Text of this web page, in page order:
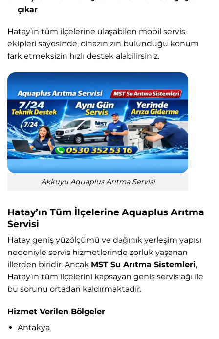
çıkar
Hatay’ın tüm ilçelerine ulaşabilen mobil servis
ekipleri sayesinde, cihazınızın bulunduğu konum
fark etmeksizin hızlı destek alabilirsiniz.
Akkuyu Aquaplus Arıtma Servisi
Hatay’ın Tüm İlçelerine Aquaplus Arıtma
Servisi
Hatay geniş yüzölçümü ve dağınık yerleşim yapısı
nedeniyle servis hizmetlerinde zorluk yaşanan
illerden biridir. Ancak MST Su Arıtma Sistemleri,
Hatay’ın tüm ilçelerini kapsayan geniş servis ağı ile
bu sorunu ortadan kaldırmaktadır.
Hizmet Verilen Bölgeler
Antakya